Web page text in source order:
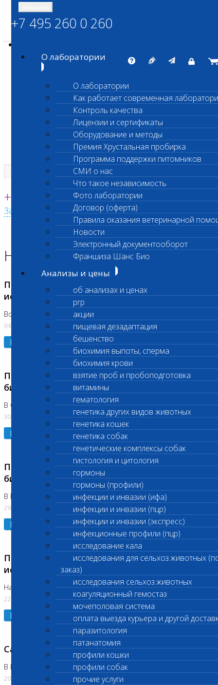
ШАНС БИО
Независимая ветеринарная лаборатория
Единая круглосуточная справочная
+7 495 260 0 260
Заказать звонок с сайта
+7 495 260 0 260
О лаборатории
О лаборатории
Как работает современная
Контроль качества
Лицензии и сертификаты
Оборудование и методы
Премия Хрустальная пробирка
Программа поддержки питомников
СМИ о нас
Что такое независимость
Фото лаборатории
Договор (оферта)
Правила оказания ветеринарной
Новости
Электронный документооборот
Франшиза Шанс Био
Анализы и цены
об анализах и ценах
prp
акции
пищевая дезадаптация
бешенство
биохимия выпоты, сперма
биохимия крови
взятие проб и пробоподготовка
витамины
гематология
генетика других видов животных
генетика кошек
генетика собак
генетические комплексы собак
гистология и цитология
гормоны
гормоны (профили)
инфекции и инвазии (ифа)
инфекции и инвазии (пцр)
инфекции и инвазии (экспресс)
инфекционные профили (пцр)
исследование кала
исследования для сельхоз.животных
заказ)
исследования сельхоз.животных
коагуляционный гемостаз
мочеполовая система
оплата выезда курьера и другой
паразитология
патанатомия
профили кошки
профили собак
прочие услуги
Главная страница
Новости лаборатории
Приостановка срочных биохимических
исследований
Во Владыкино
04.08.2026
Подробнее
Приостановлено выполнение срочных
биохимических исследований
В Сколково. Код (123,309,310)
30.07.2026
Подробнее
Приостановлено выполнение срочных
биохимических исследований
В Бутово 29.07.26
29.07.2026
Подробнее
Приостановлено выполнение биохимических
исследований
На Нагорной. Код ( 123,310,309)
22.07.2026
Подробнее
Санитарные дни
В Коломне 24.07.2026 и 28.07.2026
20.07.2026